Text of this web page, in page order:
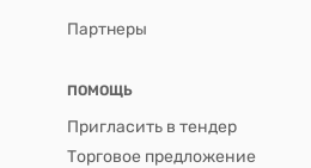
Партнеры
ПОМОЩЬ
Пригласить в тендер
Торговое предложение